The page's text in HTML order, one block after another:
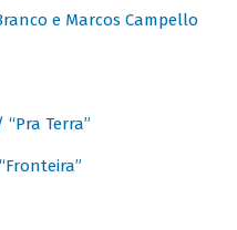
e Marcos Campello
Terra”